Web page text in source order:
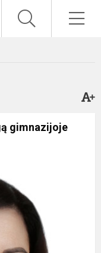
gimnazijoje